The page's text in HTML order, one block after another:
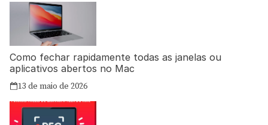
Como fechar rapidamente todas as janelas ou
aplicativos abertos no Mac
13 de maio de 2026